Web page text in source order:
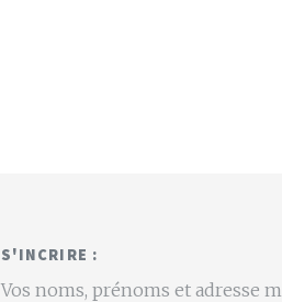
S'INCRIRE :
Vos noms, prénoms et adresse